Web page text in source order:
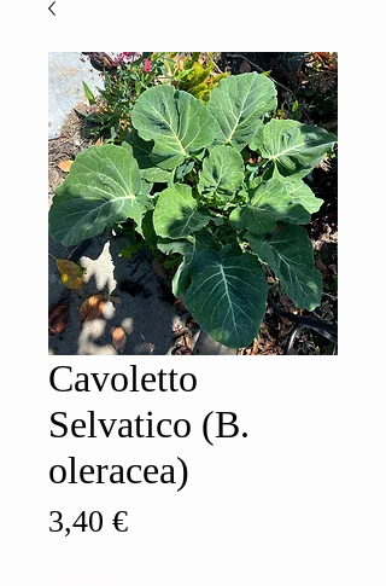
Cavoletto
Selvatico (B.
oleracea)
3,40 €Prezzo